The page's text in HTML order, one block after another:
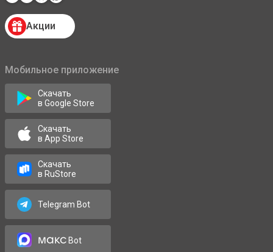
Акции
Мобильное приложение
Скачать
в Google Store
Скачать
в App Store
Скачать
в RuStore
Telegram Bot
максBot